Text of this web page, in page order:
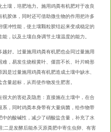
壤，培肥地力。施用鸡粪有机肥对于改良
胶体，同时还可借助微生物的作用把许多
冲性能，使土壤颗粒胶结起来变成稳定的
，以及土壤自身调节土壤温度的能力。
好。过量施用鸡粪有机肥也会同过量施用
，易发生烧根黄叶、僵苗不长、叶片畸形
是过量施用鸡粪有机肥造成土壤中缺水、
量超标，从而使作物发生肥害。
大的害处及隐患：直接施在土壤中，在合
，同时鸡粪本身带有大量病菌，给作物带
的酸碱性，减少了硝酸盐含量，补充了水
二是发酵后能杀灭原粪肥中寄生虫卵、有害